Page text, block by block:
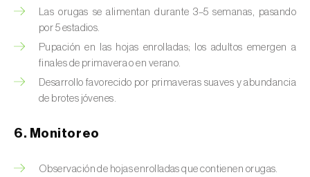
Chinche de las piñas ( Leptoglossus
occidentalis)
Chinche de los eucalyptus (Thaumastocoris
peregrinus
Chinche del sur (
Chinche del tomate (
Chinche europea de las semillas
Las orugas se alimentan durante 3–5 semanas, pasando
por 5 estadios.
Pupación en las hojas enrolladas; los adultos emergen a
finales de primavera o en verano.
Desarrollo favorecido por primaveras suaves y abundancia
de brotes jóvenes.
6. Monitoreo
Observación de hojas enrolladas que contienen orugas.